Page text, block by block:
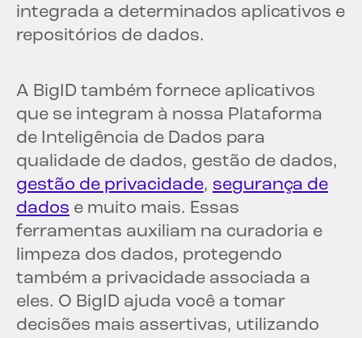
integrada a determinados aplicativos e
repositórios de dados.
A BigID também fornece aplicativos
que se integram à nossa Plataforma
de Inteligência de Dados para
qualidade de dados, gestão de dados,
gestão de privacidade, segurança de
dados e muito mais. Essas
ferramentas auxiliam na curadoria e
limpeza dos dados, protegendo
também a privacidade associada a
eles. O BigID ajuda você a tomar
decisões mais assertivas, utilizando